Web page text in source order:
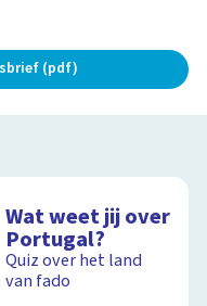
(pdf)
Wat weet jij over
Portugal?
Quiz over het land
van fado